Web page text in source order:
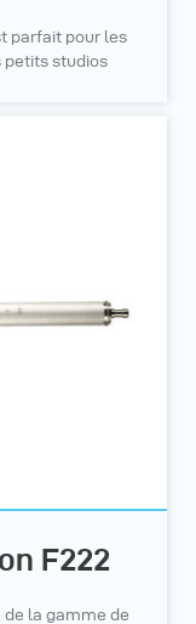
parfait pour les
petits studios
F222
la gamme de